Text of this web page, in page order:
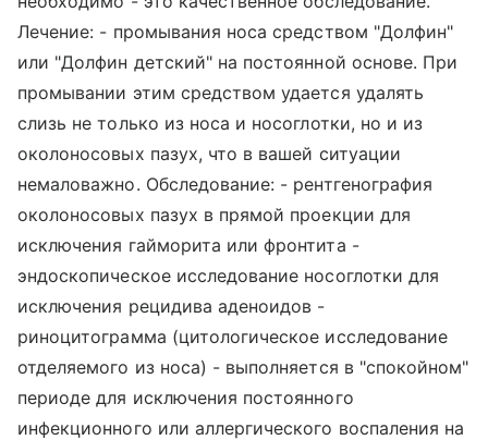
Лечение: - промывания носа средством "Долфин"
или "Долфин детский" на постоянной основе. При
промывании этим средством удается удалять
слизь не только из носа и носоглотки, но и из
околоносовых пазух, что в вашей ситуации
немаловажно. Обследование: - рентгенография
околоносовых пазух в прямой проекции для
исключения гайморита или фронтита -
эндоскопическое исследование носоглотки для
исключения рецидива аденоидов -
риноцитограмма (цитологическое исследование
отделяемого из носа) - выполняется в "спокойном"
периоде для исключения постоянного
инфекционного или аллергического воспаления на